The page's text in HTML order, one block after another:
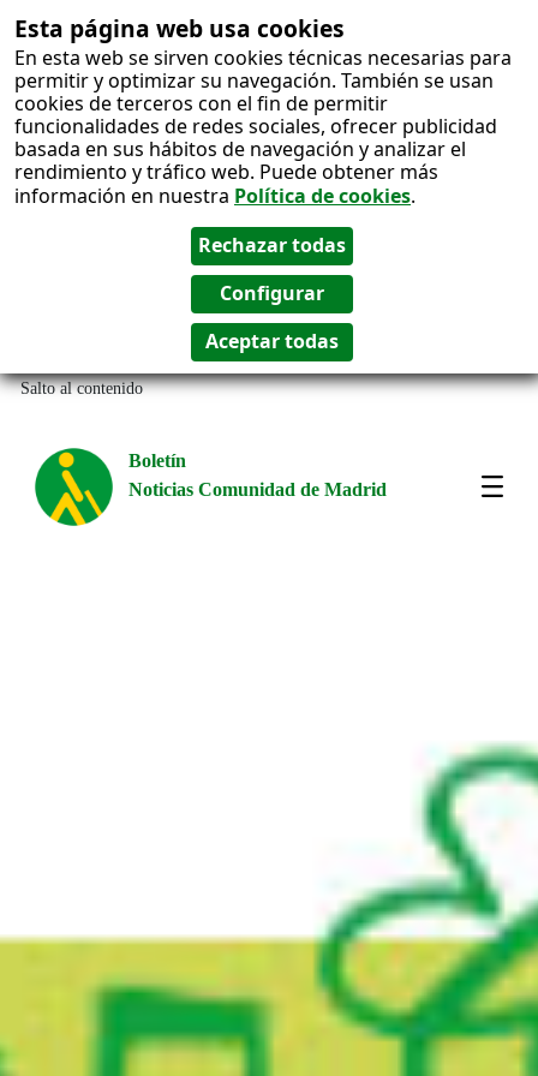
Esta página web usa cookies
En esta web se sirven cookies técnicas necesarias para
permitir y optimizar su navegación. También se usan
cookies de terceros con el fin de permitir
funcionalidades de redes sociales, ofrecer publicidad
basada en sus hábitos de navegación y analizar el
rendimiento y tráfico web. Puede obtener más
información en nuestra Política de cookies.
Salto al contenido
Boletín
Noticias Comunidad de Madrid